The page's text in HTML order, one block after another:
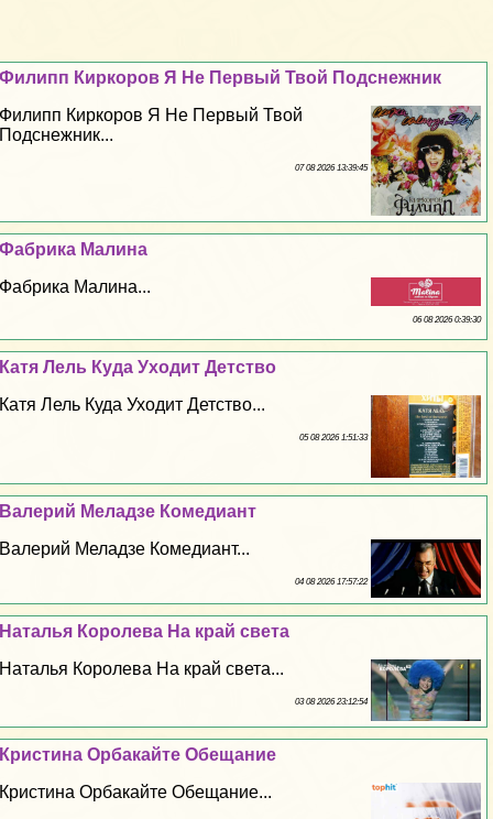
Филипп Киркоров Я Не Первый Твой Подснежник
Филипп Киркоров Я Не Первый Твой
Подснежник...
07 08 2026 13:39:45
Фабрика Малина
Фабрика Малина...
06 08 2026 0:39:30
Катя Лель Куда Уходит Детство
Катя Лель Куда Уходит Детство...
05 08 2026 1:51:33
Валерий Меладзе Комедиант
Валерий Меладзе Комедиант...
04 08 2026 17:57:22
Наталья Королева На край света
Наталья Королева На край света...
03 08 2026 23:12:54
Кристина Орбакайте Обещание
Кристина Орбакайте Обещание...